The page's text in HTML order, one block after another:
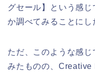
グセール】という感
か調べてみることにし
ただ、このような感
みたものの、Creative